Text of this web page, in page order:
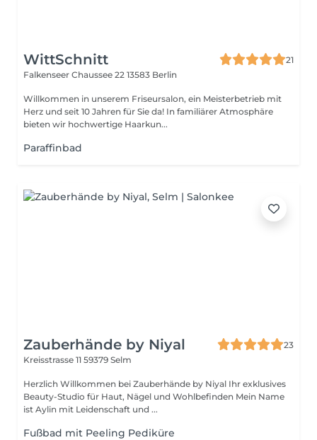
WittSchnitt
21
Falkenseer Chaussee 22 13583 Berlin
Willkommen in unserem Friseursalon, ein Meisterbetrieb mit
Herz und seit 10 Jahren für Sie da! In familiärer Atmosphäre
bieten wir hochwertige Haarkun...
Paraffinbad
Zauberhände by Niyal
23
Kreisstrasse 11 59379 Selm
Herzlich Willkommen bei Zauberhände by Niyal Ihr exklusives
Beauty-Studio für Haut, Nägel und Wohlbefinden Mein Name
ist Aylin mit Leidenschaft und ...
Fußbad mit Peeling Pediküre